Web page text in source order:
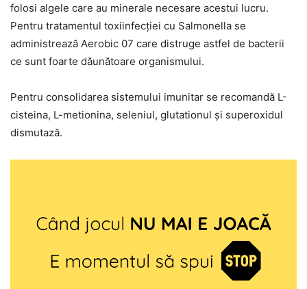
folosi algele care au minerale necesare acestui lucru.
Pentru tratamentul toxiinfecției cu Salmonella se
administrează Aerobic 07 care distruge astfel de bacterii
ce sunt foarte dăunătoare organismului.
Pentru consolidarea sistemului imunitar se recomandă L-
cisteina, L-metionina, seleniul, glutationul și superoxidul
dismutază.